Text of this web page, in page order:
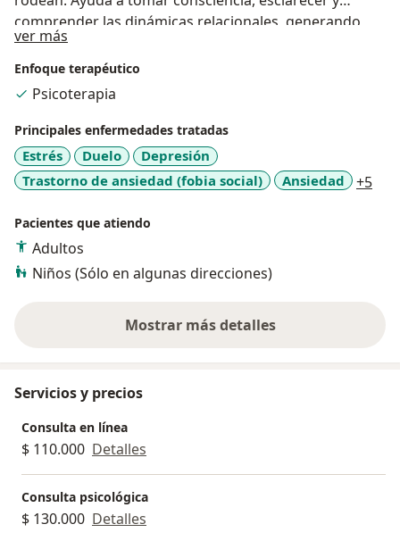
comprender las dinámicas relacionales, generando
cambios en lo que provoca malestar.
ver más
Enfoque terapéutico
Psicoterapia
Principales enfermedades tratadas
Estrés Duelo
Depresión
Trastorno de ansiedad (fobia social)
Ansiedad +5
Pacientes que atiendo
Adultos
Niños (Sólo en algunas direcciones)
Mostrar más detalles
sobre la experiencia
Servicios y precios
Consulta en línea
$ 110.000 Detalles
Consulta psicológica
$ 130.000 Detalles